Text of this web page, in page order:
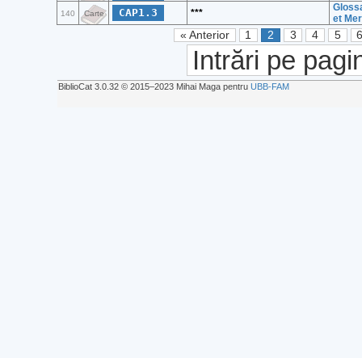
140 Carte CAP1.3 ***
et
« Anterior 1 2 3 4 5
Intrări pe
BiblioCat 3.0.32 © 2015‒2023 Mihai Maga pentru UBB-FAM